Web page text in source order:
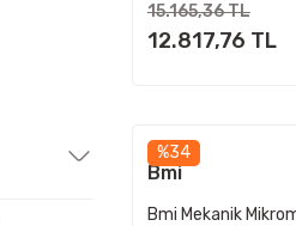
15.165,36 TL
12.817,76 TL
%34
Bmi
Bmi Mekanik